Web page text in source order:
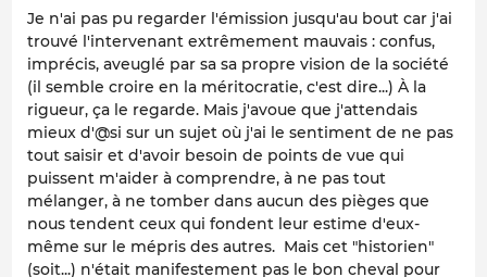
Je n'ai pas pu regarder l'émission jusqu'au bout car j'ai
trouvé l'intervenant extrêmement mauvais : confus,
imprécis, aveuglé par sa sa propre vision de la société
(il semble croire en la méritocratie, c'est dire...) À la
rigueur, ça le regarde. Mais j'avoue que j'attendais
mieux d'@si sur un sujet où j'ai le sentiment de ne pas
tout saisir et d'avoir besoin de points de vue qui
puissent m'aider à comprendre, à ne pas tout
mélanger, à ne tomber dans aucun des pièges que
nous tendent ceux qui fondent leur estime d'eux-
même sur le mépris des autres. Mais cet "historien"
(soit...) n'était manifestement pas le bon cheval pour